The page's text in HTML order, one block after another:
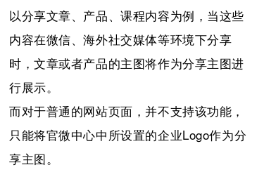
以分享文章、产品、课程内容为例，当这些
内容在微信、海外社交媒体等环境下分享
时，文章或者产品的主图将作为分享主图进
行展示。
而对于普通的网站页面，并不支持该功能，
只能将官微中心中所设置的企业Logo作为分
享主图。